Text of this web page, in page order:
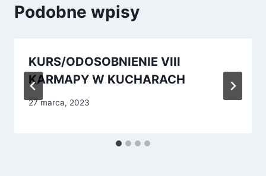
Podobne wpisy
KURS/ODOSOBNIENIE VIII
KARMAPY W KUCHARACH
27 marca, 2023